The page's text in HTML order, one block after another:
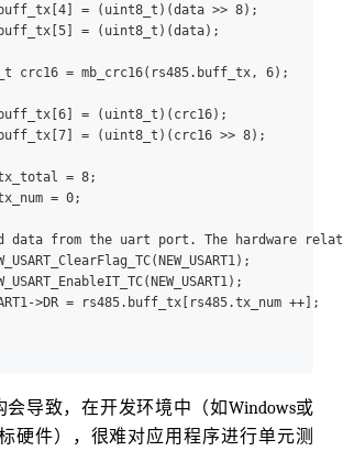
= (uint8_t)(data >> 8);
= (uint8_t)(data);
= mb_crc16(rs485.buff_tx, 6);
= (uint8_t)(crc16);
= (uint8_t)(crc16 >> 8);
= 8;
= 0;
from the uart port. The hardware
>DR = rs485.buff_tx[rs485.tx_num ++];
会导致，在开发环境中（如Windows或
硬件），很难对应用程序进行单元测